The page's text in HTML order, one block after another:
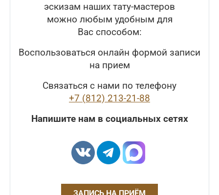
эскизам наших тату-мастеров
можно любым удобным для
Вас способом:
Воспользоваться онлайн формой записи
на прием
Связаться с нами по телефону
+7 (812) 213-21-88
Напишите нам в социальных сетях
ЗАПИСЬ НА ПРИЁМ